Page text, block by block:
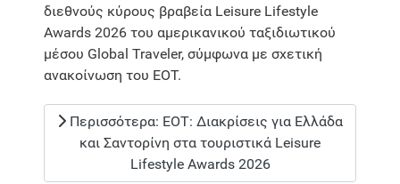
διεθνούς κύρους βραβεία Leisure Lifestyle
Awards 2026 του αμερικανικού ταξιδιωτικού
μέσου Global Traveler, σύμφωνα με σχετική
ανακοίνωση του ΕΟΤ.
Περισσότερα: ΕΟΤ: Διακρίσεις για Ελλάδα
και Σαντορίνη στα τουριστικά Leisure
Lifestyle Awards 2026